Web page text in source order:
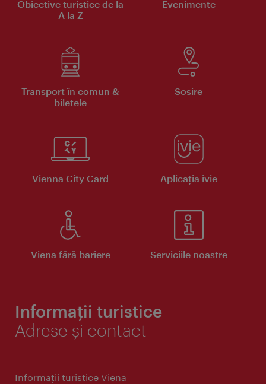
Obiective turistice de la
A la Z
Evenimente
Transport în comun &
biletele
Sosire
Vienna City Card Aplicaţia ivie
Viena fără bariere Serviciile noastre
Informații turistice
Adrese și contact
Informaţii turistice Viena